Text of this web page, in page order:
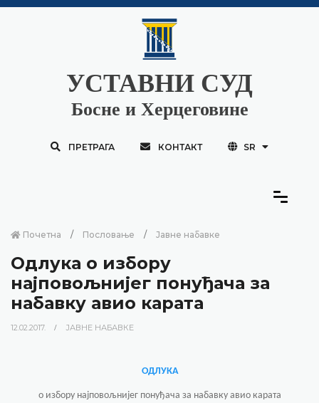
УСТАВНИ СУД
Босне и Херцеговине
ПРЕТРАГА КОНТАКТ SR
Почетна Пословање Јавне набавке
Одлука о избору
најповољнијег понуђача за
набавку авио карата
12.02.2017. ЈАВНЕ НАБАВКЕ
ОДЛУКА
о избору најповољнијег понуђача за набавку авио карата